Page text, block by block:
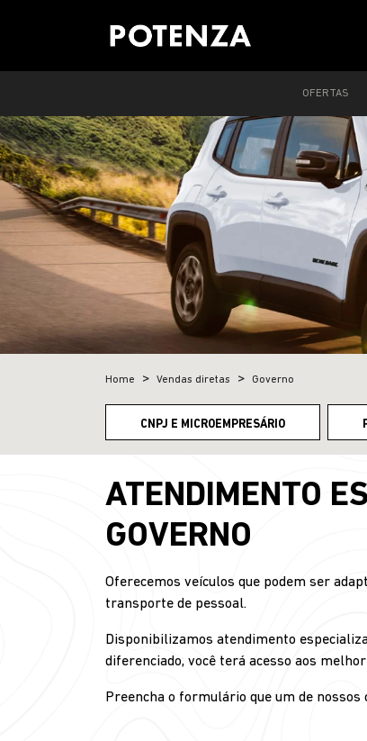
OFERTAS
Home Vendas diretas Governo
CNPJ E MICROEMPRESÁRIO
ATENDIMENTO
GOVERNO
Oferecemos veículos que podem ser
transporte de pessoal.
Disponibilizamos atendimento
diferenciado, você terá acesso aos
Preencha o formulário que um de